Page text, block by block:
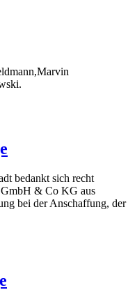
bedankt sich recht
& Co KG aus
bei der Anschaffung, der